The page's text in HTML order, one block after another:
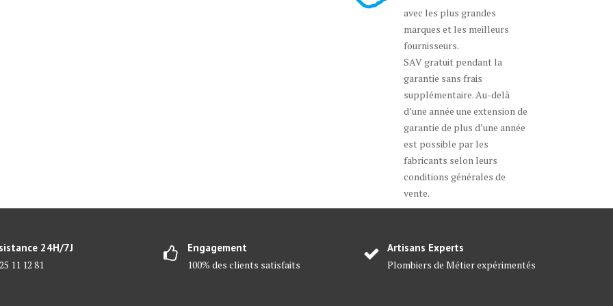
avec les plus grandes
marques et les meilleurs
fournisseurs.
SAV gratuit pendant la
garantie sans frais
supplémentaire. Au-delà
d’une année une extension de
garantie de plus d’une année
est possible par les
fabricants selon leurs
conditions générales de
vente.
24H/7J
11 12 81
Engagement
100% des clients satisfaits
Artisans Experts
Plombiers de Métier expérimentés